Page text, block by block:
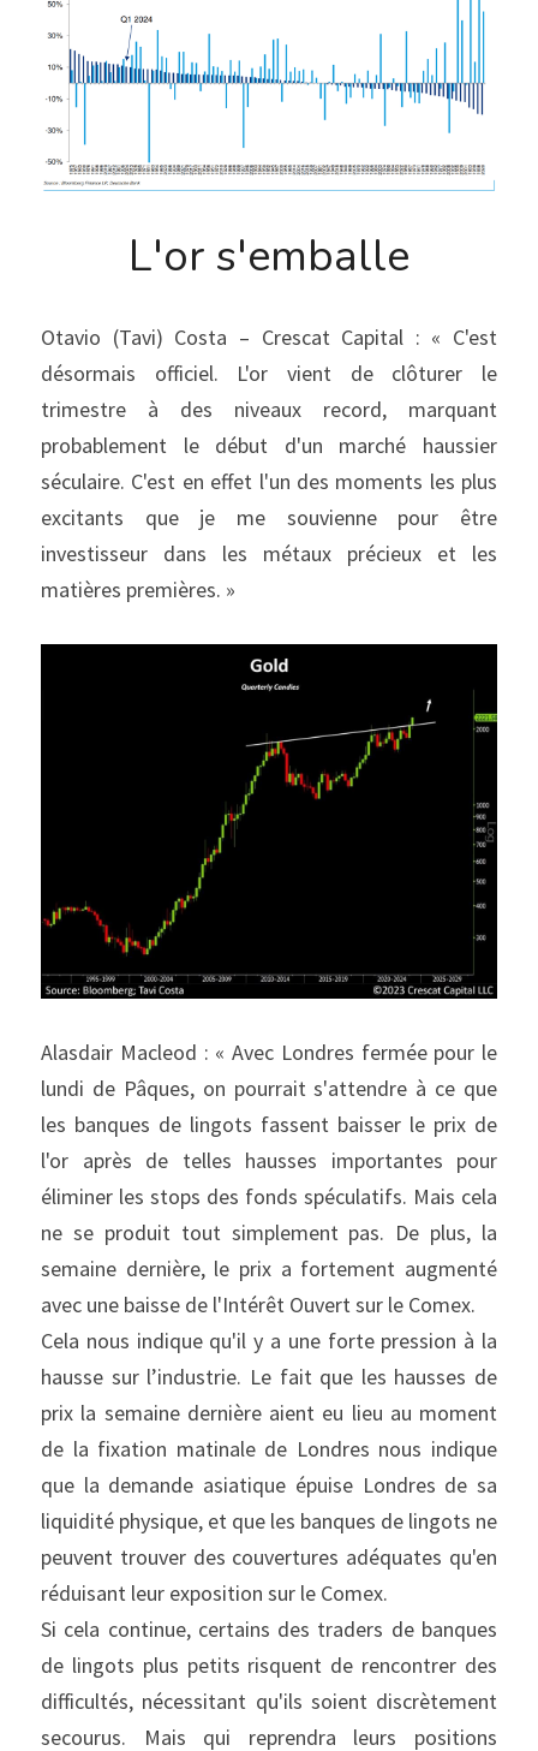
L'or s'emballe
Otavio (Tavi) Costa – Crescat Capital : « C'est
désormais officiel. L'or vient de clôturer le
trimestre à des niveaux record, marquant
probablement le début d'un marché haussier
séculaire. C'est en effet l'un des moments les plus
excitants que je me souvienne pour être
investisseur dans les métaux précieux et les
matières premières. »
Alasdair Macleod : « Avec Londres fermée pour le
lundi de Pâques, on pourrait s'attendre à ce que
les banques de lingots fassent baisser le prix de
l'or après de telles hausses importantes pour
éliminer les stops des fonds spéculatifs. Mais cela
ne se produit tout simplement pas. De plus, la
semaine dernière, le prix a fortement augmenté
avec une baisse de l'Intérêt Ouvert sur le Comex.
Cela nous indique qu'il y a une forte pression à la
hausse sur l’industrie. Le fait que les hausses de
prix la semaine dernière aient eu lieu au moment
de la fixation matinale de Londres nous indique
que la demande asiatique épuise Londres de sa
liquidité physique, et que les banques de lingots ne
peuvent trouver des couvertures adéquates qu'en
réduisant leur exposition sur le Comex.
Si cela continue, certains des traders de banques
de lingots plus petits risquent de rencontrer des
difficultés, nécessitant qu'ils soient discrètement
secourus. Mais qui reprendra leurs positions